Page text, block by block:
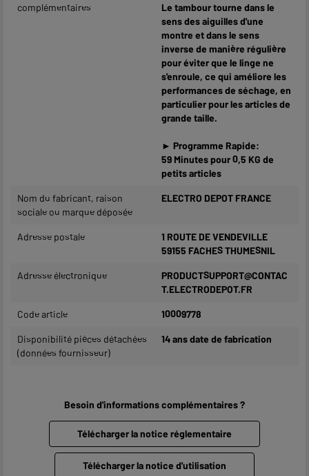
complémentaires
Le tambour tourne dans le
sens des aiguilles d'une
montre et dans le sens
inverse de manière régulière
pour éviter que le linge ne
s'enroule, ce qui améliore les
performances de séchage, en
particulier pour les articles de
grande taille.
► Programme Rapide:
59 Minutes pour 0,5 KG de
petits articles
Nom du fabricant, raison
sociale ou marque déposée
ELECTRO DEPOT FRANCE
Adresse postale
1 ROUTE DE VENDEVILLE
59155 FACHES THUMESNIL
Adresse électronique
PRODUCTSUPPORT@CONTAC
T.ELECTRODEPOT.FR
Code article 10009778
Disponibilité pièces détachées
(données fournisseur)
14 ans date de fabrication
Besoin d'informations complémentaires ?
Télécharger la notice réglementaire
Télécharger la notice d'utilisation